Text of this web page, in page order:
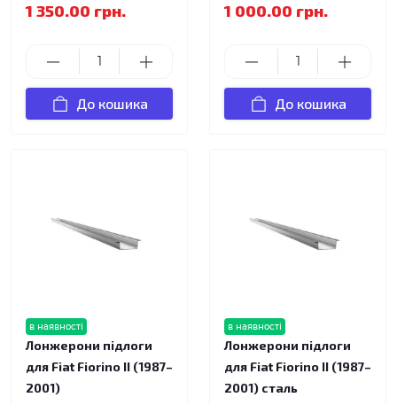
1 350.00 грн.
До кошика
1 000.00 грн.
До кошика
в наявності
Лонжерони підлоги
для Fiat Fiorino II (1987–
2001)
в наявності
Лонжерони підлоги
для Fiat Fiorino II (1987–
2001) сталь